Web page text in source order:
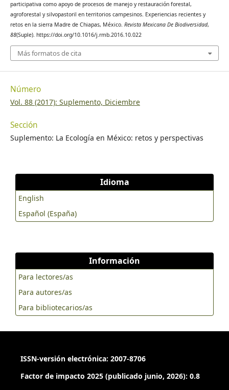
participativa como apoyo de procesos de manejo y restauración forestal,
agroforestal y silvopastoril en territorios campesinos. Experiencias recientes y
retos en la sierra Madre de Chiapas, México. Revista Mexicana De Biodiversidad,
88(Suple). https://doi.org/10.1016/j.rmb.2016.10.022
Más formatos de cita
Número
Vol. 88 (2017): Suplemento, Diciembre
Sección
Suplemento: La Ecología en México: retos y perspectivas
Idioma
English
Español (España)
Información
Para lectores/as
Para autores/as
Para bibliotecarios/as
ISSN-versión electrónica: 2007-8706
Factor de impacto 2025 (publicado junio, 2026): 0.8